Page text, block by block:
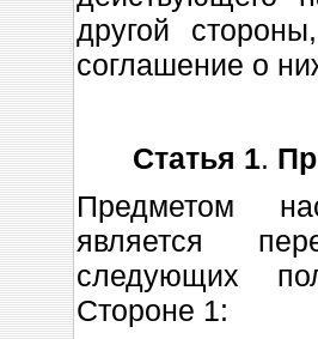
другой
соглашение о
Статья 1.
Предметом
является
следующих
Стороне 1: